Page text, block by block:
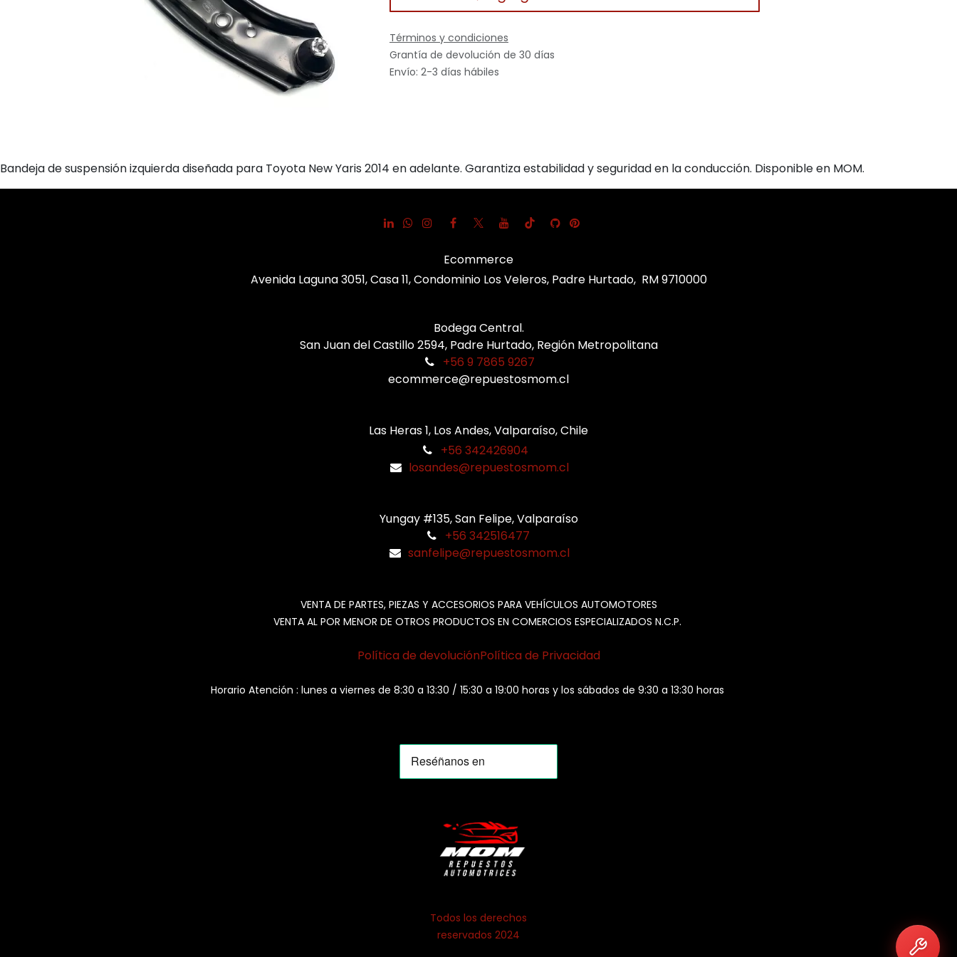
Términos y condiciones
Grantía de devolución de 30 días
Envío: 2-3 días hábiles
Bandeja de suspensión izquierda diseñada para Toyota New Yaris 2014 en adelante. Garantiza estabilidad y seguridad en la conducción. Disponible en MOM.
Ecommerce
Avenida Laguna 3051, Casa 11, Condominio Los Veleros, Padre Hurtado, RM 9710000
Bodega Central.
San Juan del Castillo 2594, Padre Hurtado, Región Metropolitana
+56 9 7865 9267
ecommerce@repuestosmom.cl
Las Heras 1, Los Andes, Valparaíso, Chile
+56 342426904
losandes@repuestosmom.cl
Yungay #135, San Felipe, Valparaíso
+56 342516477
sanfelipe@repuestosmom.cl
VENTA DE PARTES, PIEZAS Y ACCESORIOS PARA VEHÍCULOS AUTOMOTORES
VENTA AL POR MENOR DE OTROS PRODUCTOS EN COMERCIOS ESPECIALIZADOS N.C.P.
Política de devoluciónPolítica de Privacidad
Horario Atención : lunes a viernes de 8:30 a 13:30 / 15:30 a 19:00 horas y los sábados de 9:30 a 13:30 horas
Todos los derechos
reservados 2024